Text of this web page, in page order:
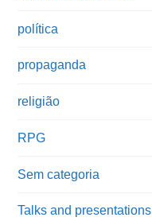
política
propaganda
religião
RPG
Sem categoria
Talks and presentations